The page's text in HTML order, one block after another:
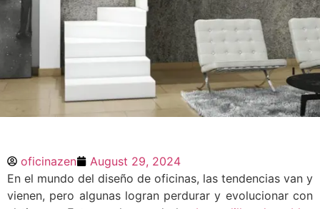
Metálicos: Una
Tendencia que Vuelve
con Fuerza en las
oficinazen
August 29, 2024
En el mundo del diseño de oficinas, las tendencias van y
vienen, pero algunas logran perdurar y evolucionar con